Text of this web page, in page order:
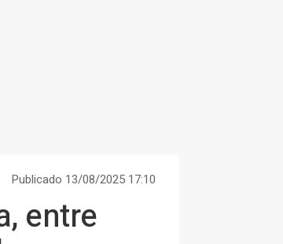
Publicado 13/08/2025 17:10
entre